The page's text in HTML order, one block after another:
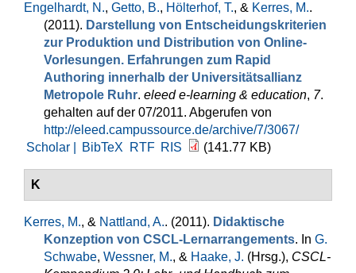
Engelhardt, N., Getto, B., Hölterhof, T., & Kerres, M..
(2011). Darstellung von Entscheidungskriterien
zur Produktion und Distribution von Online-
Vorlesungen. Erfahrungen zum Rapid
Authoring innerhalb der Universitätsallianz
Metropole Ruhr. eleed e-learning & education, 7.
gehalten auf der 07/2011. Abgerufen von
http://eleed.campussource.de/archive/7/3067/
Scholar |
BibTeX RTF RIS (141.77 KB)
K
Kerres, M., & Nattland, A.. (2011). Didaktische
Konzeption von CSCL-Lernarrangements. In G.
Schwabe, Wessner, M., & Haake, J. (Hrsg.), CSCL-